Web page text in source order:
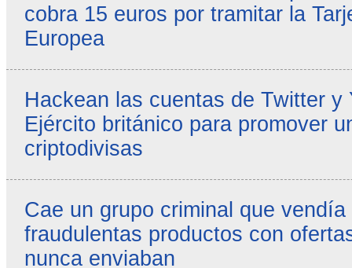
cobra 15 euros por tramitar la
Europea
Hackean las cuentas de Twitter y
Ejército británico para promover
criptodivisas
Cae un grupo criminal que
fraudulentas productos con
nunca enviaban